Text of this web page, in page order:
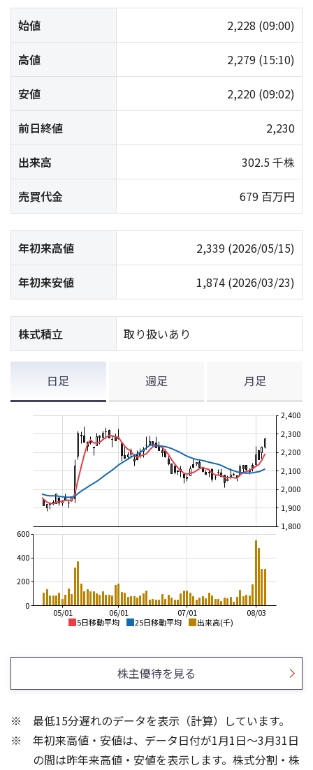
始値 2,228 (09:00)
高値 2,279 (15:10)
安値 2,220 (09:02)
前日終値 2,230
出来高 302.5 千株
売買代金 679 百万円
年初来高値 2,339 (2026/05/15)
年初来安値 1,874 (2026/03/23)
株式積立 取り扱いあり
日足 週足 月足
5日移動平均 25日移動平均 出来高(千)
08/03
07/01
06/01
05/01
1,800
1,900
2,000
2,100
2,200
2,300
2,400
0
200
400
600
1,200
1,400
500
1,000
2,000
株主優待を見る
最低15分遅れのデータを表示（計算）しています。
年初来高値・安値は、データ日付が1月1日～3月31日
の間は昨年来高値・安値を表示します。株式分割・株